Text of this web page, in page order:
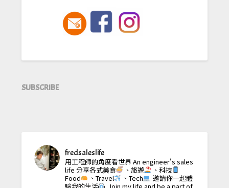
SUBSCRIBE
fredsaleslife
用工程師的角度看世界 An engineer's sales
life 分享各式美食 、旅遊
、科技
Food
、Travel 、Tech
邀請你一起體